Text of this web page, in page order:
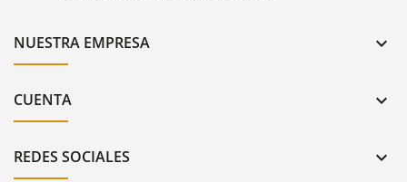
NUESTRA EMPRESA 
CUENTA 
REDES SOCIALES 